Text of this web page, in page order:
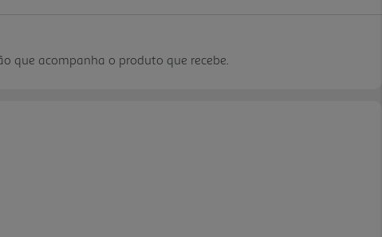
que acompanha o produto que recebe.